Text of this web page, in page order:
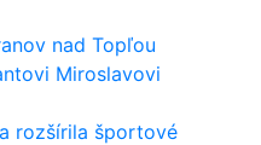
nad Topľou
Miroslavovi
rozšírila športové